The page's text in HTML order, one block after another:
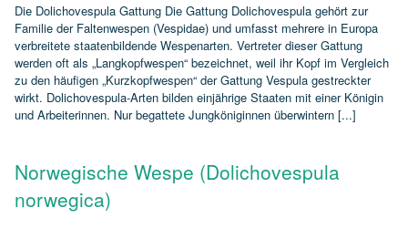
Die Dolichovespula Gattung Die Gattung Dolichovespula gehört zur
Familie der Faltenwespen (Vespidae) und umfasst mehrere in Europa
verbreitete staatenbildende Wespenarten. Vertreter dieser Gattung
werden oft als „Langkopfwespen“ bezeichnet, weil ihr Kopf im Vergleich
zu den häufigen „Kurzkopfwespen“ der Gattung Vespula gestreckter
wirkt. Dolichovespula‑Arten bilden einjährige Staaten mit einer Königin
und Arbeiterinnen. Nur begattete Jungköniginnen überwintern [...]
Norwegische Wespe (Dolichovespula
norwegica)